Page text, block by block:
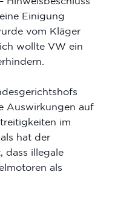
Einigung
vom Kläger
wollte VW ein
Auswirkungen auf
im
hat der
dass illegale
als